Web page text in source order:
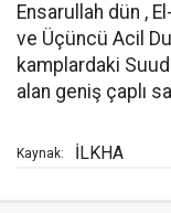
Ensarullah dün ,
ve Üçüncü Acil
kamplardaki
alan geniş çaplı
Kaynak: İLKHA